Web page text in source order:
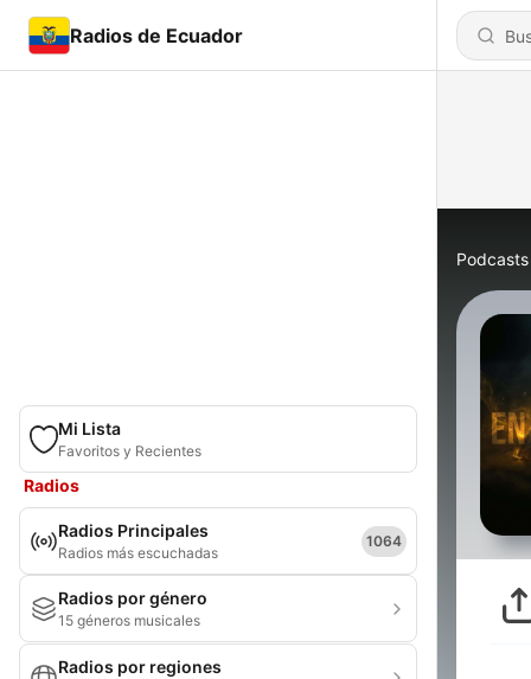
Radios de Ecuador
Mi Lista
Favoritos y Recientes
Radios
Radios Principales
Radios más escuchadas
1064
Radios por género
15 géneros musicales
Radios por regiones
Podcasts